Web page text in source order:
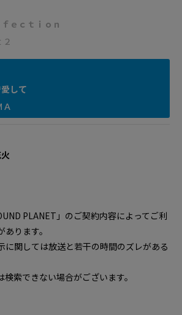
ｅｃｔｉｏｎ
して
PLANET」のご契約内容によってご利
ります。
に関しては放送と若干の時間のズレがある
索できない場合がございます。